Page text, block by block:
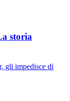
storia
gli impedisce di